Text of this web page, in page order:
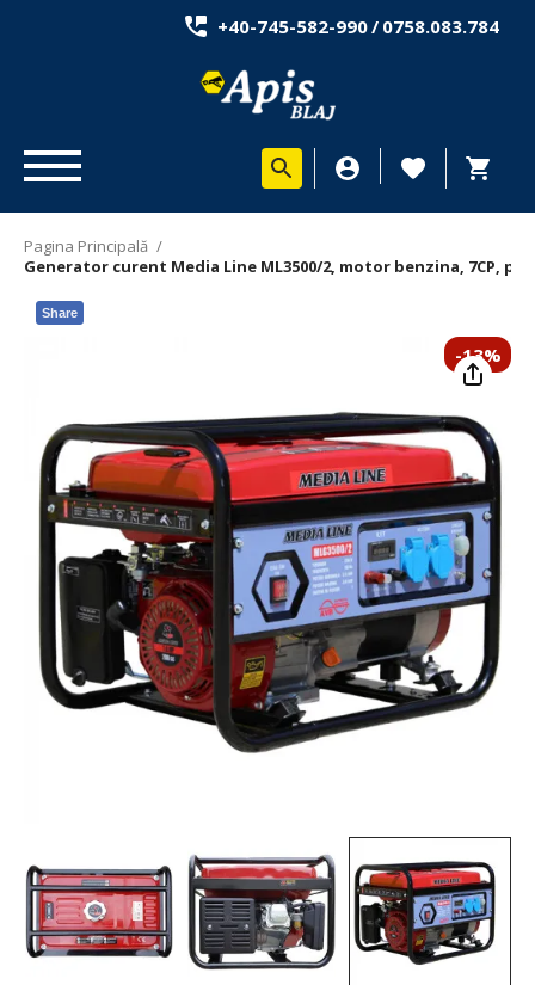
+40-745-582-990/ 0758.083.784
Pagina Principală /
Generator curent Media Line ML3500/2, motor benzina, 7CP,
Share
-13%